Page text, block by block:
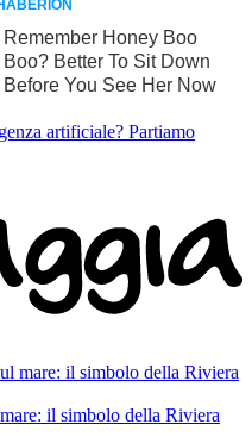
artificiale? Partiamo
il simbolo della Riviera